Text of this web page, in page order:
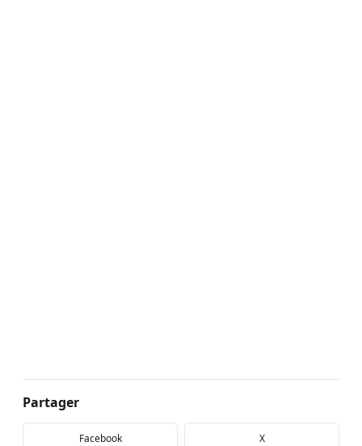
Partager
Facebook X